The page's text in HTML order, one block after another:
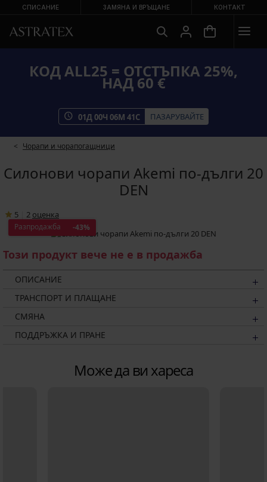
СПИСАНИЕ ЗАМЯНА И ВРЪЩАНЕ КОНТАКТ
КОД ALL25 = ОТСТЪПКА 25%,
НАД 60 €
01Д00Ч 06М 41С ПАЗАРУВАЙТЕ
Чорапи и чорапогащници
Силонови чорапи Akemi по-дълги 20
DEN
5 2 oценка
Разпродажба -43%
Този продукт вече не е в продажба
ОПИСАНИЕ
ТРАНСПОРТ И ПЛАЩАНЕ
СМЯНА
ПОДДРЪЖКА И ПРАНЕ
Може да ви хареса